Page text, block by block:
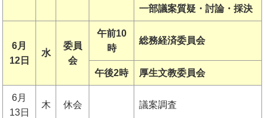
一部議案質疑・討論・採決
6月
12日
水
委員
会
午前10
時
総務経済委員会
午後2時 厚生文教委員会
6月
13日
木 休会 議案調査